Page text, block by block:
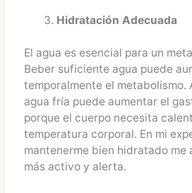
Hidratación Adecuada
El agua es esencial para un
Beber suficiente agua puede
temporalmente el metabolismo.
agua fría puede aumentar el
porque el cuerpo necesita
temperatura corporal. En mi
mantenerme bien hidratado me
más activo y alerta.